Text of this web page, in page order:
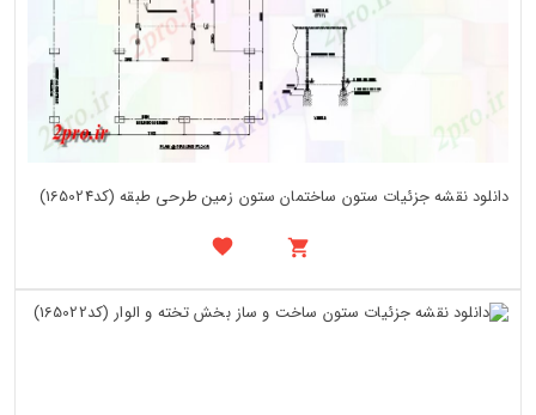
دانلود نقشه جزئیات ستون ساختمان ستون زمین طرحی طبقه (کد165024)